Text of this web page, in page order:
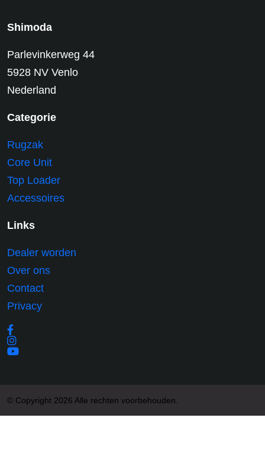
Shimoda
Parlevinkerweg 44
5928 NV Venlo
Nederland
Categorie
Rugzak
Core Unit
Top Loader
Accessoires
Links
Dealer worden
Over ons
Contact
Privacy
© Copyright 2026 Alle rechten voorbehouden.